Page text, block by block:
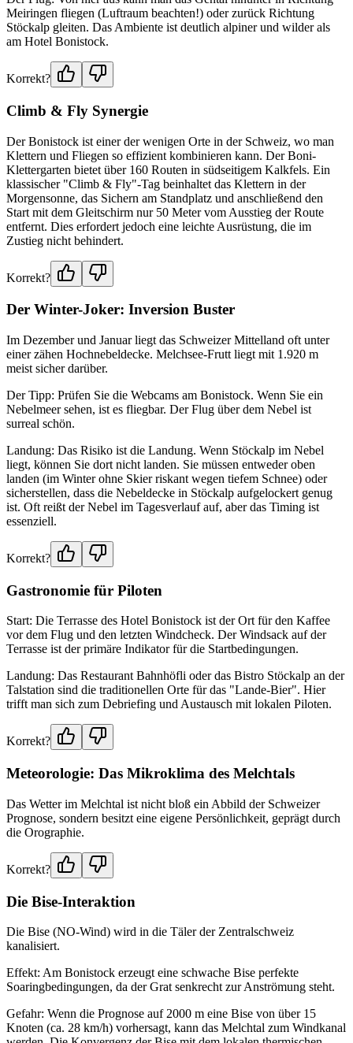
Meiringen fliegen (Luftraum beachten!) oder zurück Richtung
Stöckalp gleiten. Das Ambiente ist deutlich alpiner und wilder als
am Hotel Bonistock.
Korrekt?
Climb & Fly Synergie
Der Bonistock ist einer der wenigen Orte in der Schweiz, wo man
Klettern und Fliegen so effizient kombinieren kann. Der Boni-
Klettergarten bietet über 160 Routen in südseitigem Kalkfels. Ein
klassischer "Climb & Fly"-Tag beinhaltet das Klettern in der
Morgensonne, das Sichern am Standplatz und anschließend den
Start mit dem Gleitschirm nur 50 Meter vom Ausstieg der Route
entfernt. Dies erfordert jedoch eine leichte Ausrüstung, die im
Zustieg nicht behindert.
Korrekt?
Der Winter-Joker: Inversion Buster
Im Dezember und Januar liegt das Schweizer Mittelland oft unter
einer zähen Hochnebeldecke. Melchsee-Frutt liegt mit 1.920 m
meist sicher darüber.
Der Tipp: Prüfen Sie die Webcams am Bonistock. Wenn Sie ein
Nebelmeer sehen, ist es fliegbar. Der Flug über dem Nebel ist
surreal schön.
Landung: Das Risiko ist die Landung. Wenn Stöckalp im Nebel
liegt, können Sie dort nicht landen. Sie müssen entweder oben
landen (im Winter ohne Skier riskant wegen tiefem Schnee) oder
sicherstellen, dass die Nebeldecke in Stöckalp aufgelockert genug
ist. Oft reißt der Nebel im Tagesverlauf auf, aber das Timing ist
essenziell.
Korrekt?
Gastronomie für Piloten
Start: Die Terrasse des Hotel Bonistock ist der Ort für den Kaffee
vor dem Flug und den letzten Windcheck. Der Windsack auf der
Terrasse ist der primäre Indikator für die Startbedingungen.
Landung: Das Restaurant Bahnhöfli oder das Bistro Stöckalp an der
Talstation sind die traditionellen Orte für das "Lande-Bier". Hier
trifft man sich zum Debriefing und Austausch mit lokalen Piloten.
Korrekt?
Meteorologie: Das Mikroklima des Melchtals
Das Wetter im Melchtal ist nicht bloß ein Abbild der Schweizer
Prognose, sondern besitzt eine eigene Persönlichkeit, geprägt durch
die Orographie.
Korrekt?
Die Bise-Interaktion
Die Bise (NO-Wind) wird in die Täler der Zentralschweiz
kanalisiert.
Effekt: Am Bonistock erzeugt eine schwache Bise perfekte
Soaringbedingungen, da der Grat senkrecht zur Anströmung steht.
Gefahr: Wenn die Prognose auf 2000 m eine Bise von über 15
Knoten (ca. 28 km/h) vorhersagt, kann das Melchtal zum Windkanal